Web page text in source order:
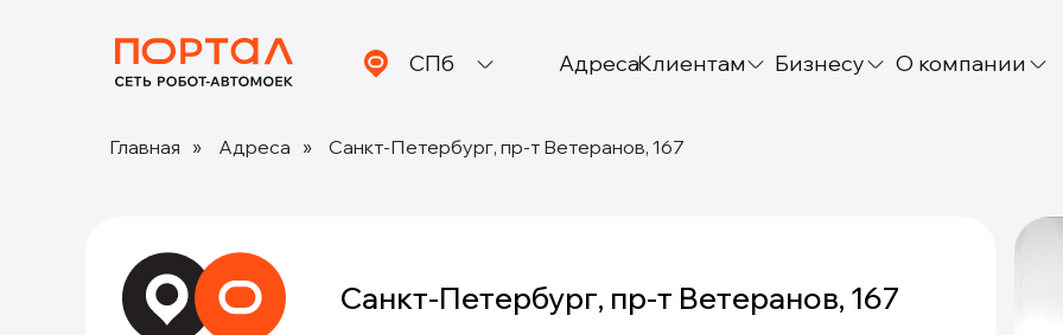
СПб АдресаКлиентам Бизнесу О компании
Главная » Адреса » Санкт-Петербург, пр-т Ветеранов, 167
Санкт-Петербург, пр-т Ветеранов, 167